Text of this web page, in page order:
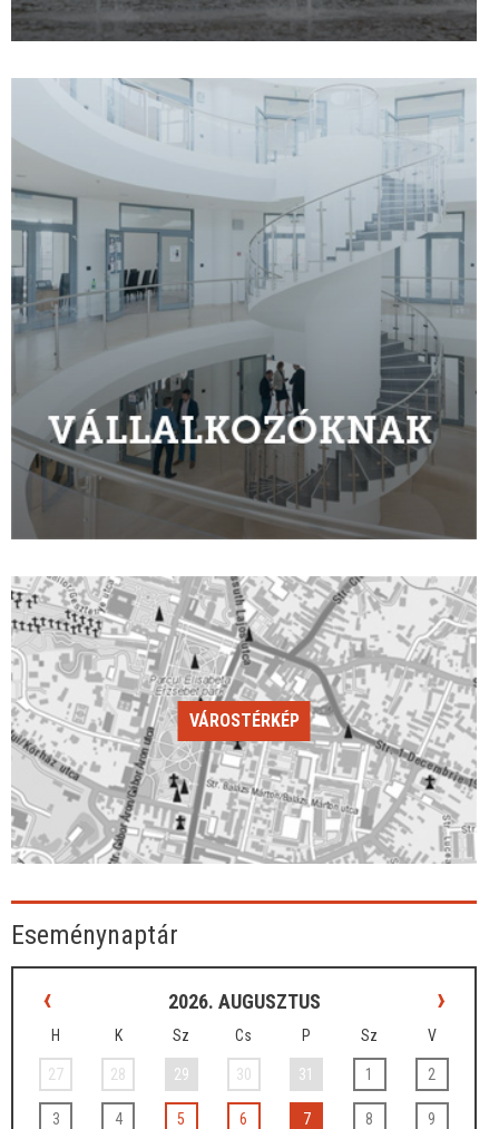
VÁROSTÉRKÉP
Eseménynaptár
‹ 2026. AUGUSZTUS ›
H K Sz Cs P Sz V
27 28 29 30 31 1 2
3 4 5 6 7 8 9